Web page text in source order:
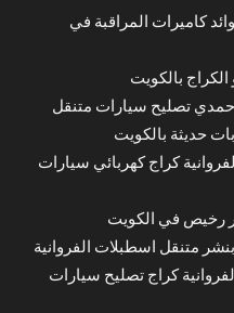
كاميرات المراقبة في
بالكويت
تصليح سيارات متنقل
حديثة بالكويت
كراج كهربائي سيارات
رخيص في الكويت
متنقل اسطبلات الفروانية
كراج تصليح سيارات